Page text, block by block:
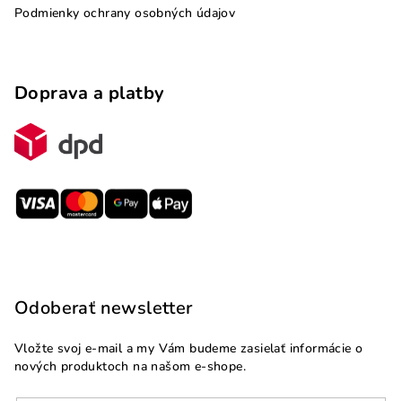
Podmienky ochrany osobných údajov
Doprava a platby
Odoberať newsletter
Vložte svoj e-mail a my Vám budeme zasielať informácie o
nových produktoch na našom e-shope.